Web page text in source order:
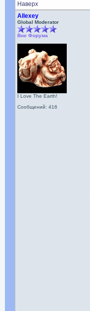
Наверх
Allexey
Global Moderator
Вне Форума
I Love The Earth!
Сообщений: 416